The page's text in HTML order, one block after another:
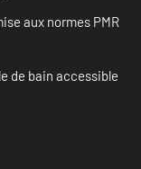
aux normes PMR
de bain accessible